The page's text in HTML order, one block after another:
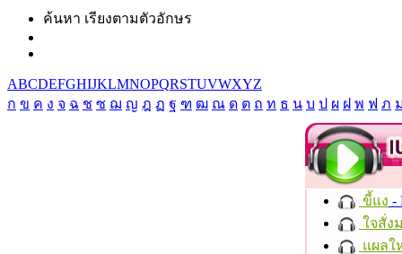
ค้นหา เรียงตามตัวอักษร
ABCDEFGHIJKLMNOPQRSTUVWXYZ
ก ข ค ง จ ฉ ช ซ ฌ ญ ฎ ฏ ฐ ฑ ฒ ณ ด ต ถ ท ธ น บ ป ผ ฝ พ ฟ ภ
ขี้แง -
ใจสั่ง
แผลใ